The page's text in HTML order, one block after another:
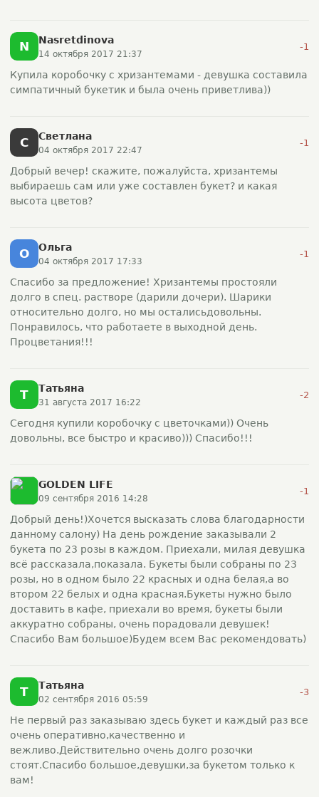
N Nasretdinova
14 октября 2017 21:37
-1
Купила коробочку с хризантемами - девушка составила
симпатичный букетик и была очень приветлива))
С Светлана
04 октября 2017 22:47
-1
Добрый вечер! скажите, пожалуйста, хризантемы
выбираешь сам или уже составлен букет? и какая
высота цветов?
О Ольга
04 октября 2017 17:33
-1
Спасибо за предложение! Хризантемы простояли
долго в спец. растворе (дарили дочери). Шарики
относительно долго, но мы осталисьдовольны.
Понравилось, что работаете в выходной день.
Процветания!!!
Т Татьяна
31 августа 2017 16:22
-2
Сегодня купили коробочку с цветочками)) Очень
довольны, все быстро и красиво))) Спасибо!!!
GOLDEN LIFE
09 сентября 2016 14:28
-1
Добрый день!)Хочется высказать слова благодарности
данному салону) На день рождение заказывали 2
букета по 23 розы в каждом. Приехали, милая девушка
всё рассказала,показала. Букеты были собраны по 23
розы, но в одном было 22 красных и одна белая,а во
втором 22 белых и одна красная.Букеты нужно было
доставить в кафе, приехали во время, букеты были
аккуратно собраны, очень порадовали девушек!
Спасибо Вам большое)Будем всем Вас рекомендовать)
Т Татьяна
02 сентября 2016 05:59
-3
Не первый раз заказываю здесь букет и каждый раз все
очень оперативно,качественно и
вежливо.Действительно очень долго розочки
стоят.Спасибо большое,девушки,за букетом только к
вам!